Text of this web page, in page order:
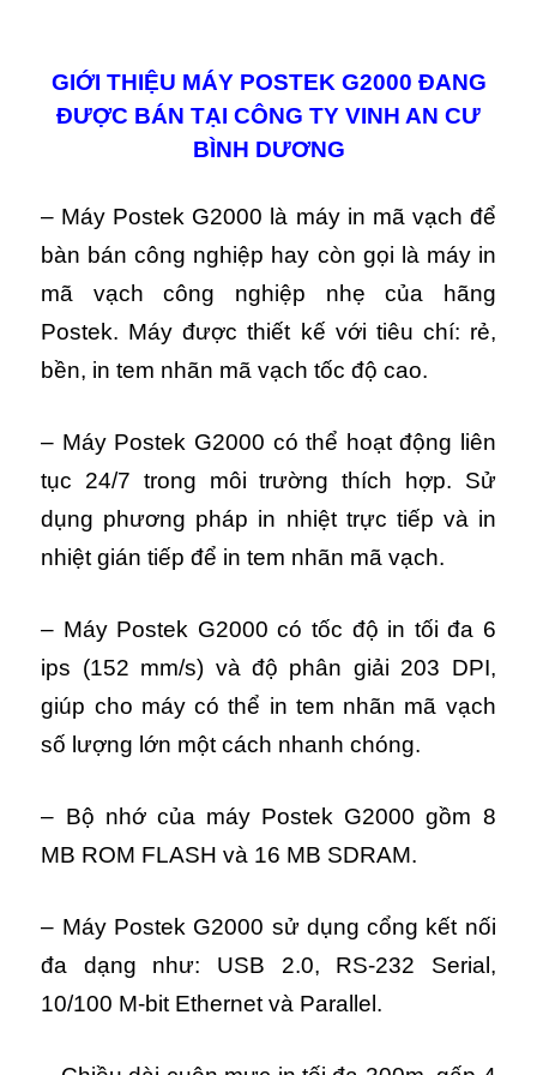
GIỚI THIỆU MÁY POSTEK G2000 ĐANG
ĐƯỢC BÁN TẠI CÔNG TY VINH AN CƯ
BÌNH DƯƠNG
– Máy Postek G2000 là máy in mã vạch để
bàn bán công nghiệp hay còn gọi là máy in
mã vạch công nghiệp nhẹ của hãng
Postek. Máy được thiết kế với tiêu chí: rẻ,
bền, in tem nhãn mã vạch tốc độ cao.
– Máy Postek G2000 có thể hoạt động liên
tục 24/7 trong môi trường thích hợp. Sử
dụng phương pháp in nhiệt trực tiếp và in
nhiệt gián tiếp để in tem nhãn mã vạch.
– Máy Postek G2000 có tốc độ in tối đa 6
ips (152 mm/s) và độ phân giải 203 DPI,
giúp cho máy có thể in tem nhãn mã vạch
số lượng lớn một cách nhanh chóng.
– Bộ nhớ của máy Postek G2000 gồm 8
MB ROM FLASH và 16 MB SDRAM.
– Máy Postek G2000 sử dụng cổng kết nối
đa dạng như: USB 2.0, RS-232 Serial,
10/100 M-bit Ethernet và Parallel.